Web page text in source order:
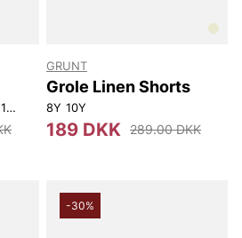
146-152 158-164
GRUNT
Grole Linen Shorts
8Y 10Y
189 DKK 289.00 DKK
-30%